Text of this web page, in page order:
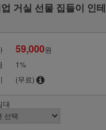
거실 선물 집들이 인테
59,000원
1%
(무료)
대